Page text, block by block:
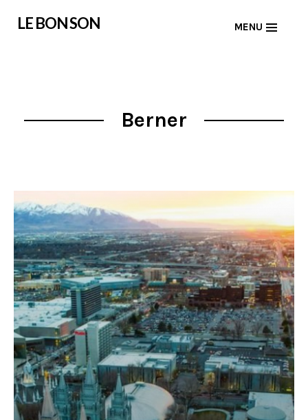
LE BON SON MENU
Berner